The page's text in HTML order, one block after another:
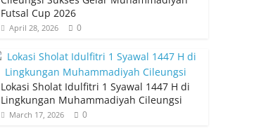
Futsal Cup 2026
April 28, 2026 0
Lokasi Sholat Idulfitri 1 Syawal 1447 H di
Lingkungan Muhammadiyah Cileungsi
March 17, 2026 0